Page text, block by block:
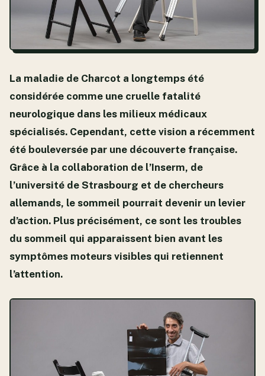
La maladie de Charcot a longtemps été
considérée comme une cruelle fatalité
neurologique dans les milieux médicaux
spécialisés. Cependant, cette vision a récemment
été bouleversée par une découverte française.
Grâce à la collaboration de l’Inserm, de
l’université de Strasbourg et de chercheurs
allemands, le sommeil pourrait devenir un levier
d’action. Plus précisément, ce sont les troubles
du sommeil qui apparaissent bien avant les
symptômes moteurs visibles qui retiennent
l’attention.